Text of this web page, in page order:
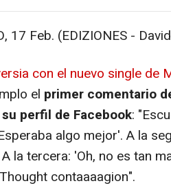
17 Feb. (EDIZIONES -
con el nuevo single de
el primer comentario
perfil de Facebook:
algo mejor'. A la
la tercera: 'Oh, no es tan
contaaaagion".